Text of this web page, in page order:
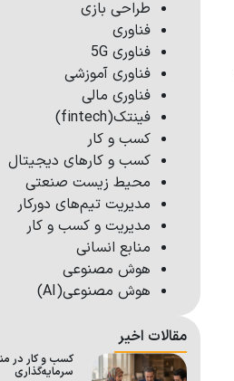
طراحی بازی
فناوری
فناوری 5G
فناوری آموزشی
فناوری مالی
فینتک(fintech)
کسب و کار
کسب و کارهای دیجیتال
محیط زیست صنعتی
مدیریت تیم‌های دورکار
مدیریت و کسب و کار
منابع انسانی
هوش مصنوعی
هوش مصنوعی(AI)
مقالات اخیر
سرمایه‌گذاری